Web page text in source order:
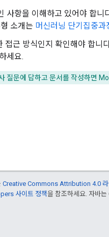
사항을 이해하고 있어야 합니
소개는 머신러닝 단기집중과
접근 방식인지 확인해야 합니
세요.
질문에 답하고 문서를 작성하면
Creative Commons Attribution 4.0 라
사이트 정책을 참조하세요. 자바